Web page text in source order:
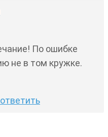
По ошибке
не в том кружке.